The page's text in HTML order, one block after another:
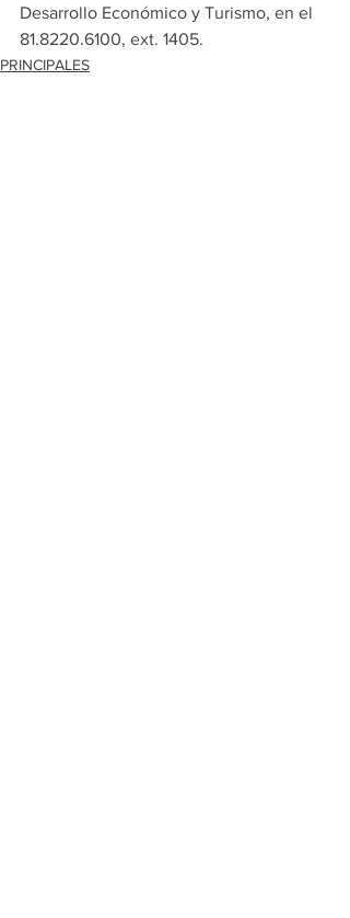
Desarrollo Económico y Turismo, en el
81.8220.6100, ext. 1405.
PRINCIPALES